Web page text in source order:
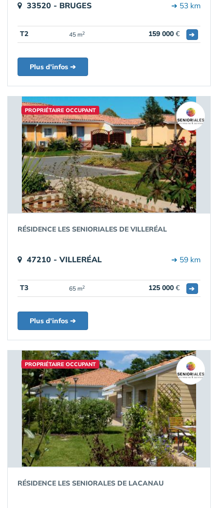
33520 - BRUGES ➔ 53 km
T2 45 m2 159 000 € ➔
Plus d'infos ➔
PROPRIÉTAIRE OCCUPANT
RÉSIDENCE LES SENIORIALES DE VILLERÉAL
47210 - VILLERÉAL ➔ 59 km
T3 65 m2 125 000 € ➔
Plus d'infos ➔
PROPRIÉTAIRE OCCUPANT
RÉSIDENCE LES SENIORALES DE LACANAU